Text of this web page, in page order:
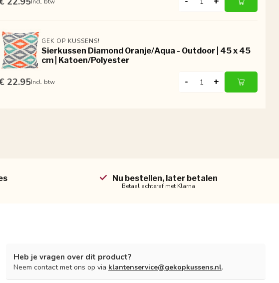
GEK OP KUSSENS!
Sierkussen Diamond Oranje/Aqua - Outdoor | 45 x 45
cm | Katoen/Polyester
22.95Incl. btw - +
Nu bestellen, later betalen
Betaal achteraf met Klarna
Heb je vragen over dit product?
Neem contact met ons op via klantenservice@gekopkussens.nl.